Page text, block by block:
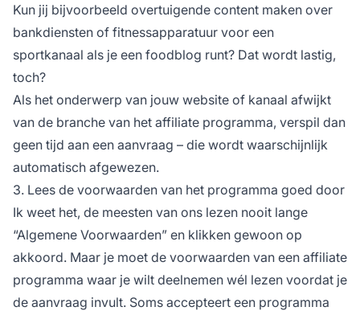
Kun jij bijvoorbeeld overtuigende content maken over
bankdiensten of fitnessapparatuur voor een
sportkanaal als je een foodblog runt? Dat wordt lastig,
toch?
Als het onderwerp van jouw website of kanaal afwijkt
van de branche van het affiliate programma, verspil dan
geen tijd aan een aanvraag – die wordt waarschijnlijk
automatisch afgewezen.
3. Lees de voorwaarden van het programma goed door
Ik weet het, de meesten van ons lezen nooit lange
“Algemene Voorwaarden” en klikken gewoon op
akkoord. Maar je moet de voorwaarden van een affiliate
programma waar je wilt deelnemen wél lezen voordat je
de aanvraag invult. Soms accepteert een programma